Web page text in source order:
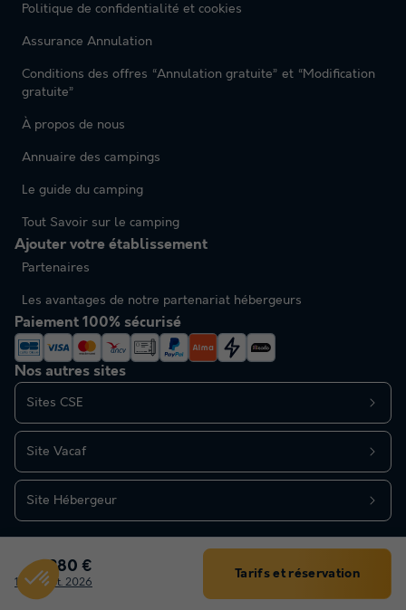
280 €
1 - 8 sept. 2026
Tarifs et réservation
Nos autres sites
Sites CSE
Site Vacaf
Site Hébergeur
Politique de confidentialité et cookies
Assurance Annulation
Conditions des offres “Annulation gratuite” et “Modification
gratuite”
À propos de nous
Annuaire des campings
Le guide du camping
Tout Savoir sur le camping
Ajouter votre établissement
Partenaires
Les avantages de notre partenariat hébergeurs
Paiement 100% sécurisé